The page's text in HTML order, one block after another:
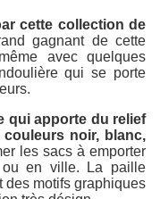
cette collection de
gagnant de cette
avec quelques
qui se porte
qui apporte du relief
noir, blanc,
les sacs à emporter
en ville. La paille
des motifs graphiques